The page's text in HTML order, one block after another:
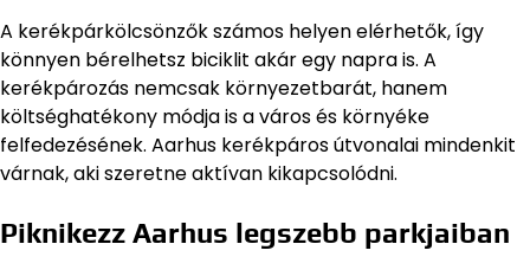
A kerékpárkölcsönzők számos helyen elérhetők, így
könnyen bérelhetsz biciklit akár egy napra is. A
kerékpározás nemcsak környezetbarát, hanem
költséghatékony módja is a város és környéke
felfedezésének. Aarhus kerékpáros útvonalai mindenkit
várnak, aki szeretne aktívan kikapcsolódni.
Piknikezz Aarhus legszebb parkjaiban